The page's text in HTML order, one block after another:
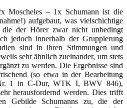
Moscheles – 1x Schumann ist die
aufgebaut, was vielschichtige
die der Hörer zwar nicht unbedingt
jedoch innerhalb der Gruppierung
sind in ihren Stimmungen und
sehr ähnlich zueinander, um stets
zu werden. Die Ergebnisse sind
(so etwa in der Bearbeitung
1 in C-Dur, WTK I, BWV 846),
herausfordernd werden. Dies trifft
Gebilde Schumanns zu, die der